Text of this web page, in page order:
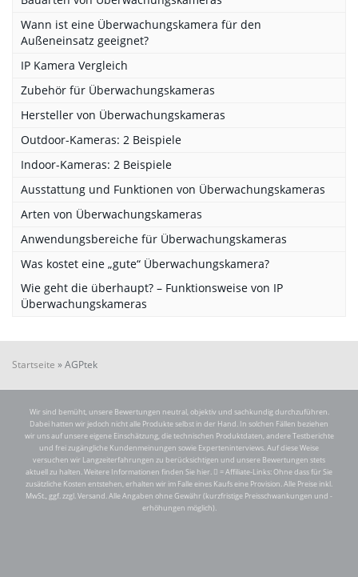
Wann ist eine Überwachungskamera für den
Außeneinsatz geeignet?
IP Kamera Vergleich
Zubehör für Überwachungskameras
Hersteller von Überwachungskameras
Outdoor-Kameras: 2 Beispiele
Indoor-Kameras: 2 Beispiele
Ausstattung und Funktionen von Überwachungskameras
Arten von Überwachungskameras
Anwendungsbereiche für Überwachungskameras
Was kostet eine „gute“ Überwachungskamera?
Wie geht die überhaupt? – Funktionsweise von IP
Überwachungskameras
Startseite »AGPtek